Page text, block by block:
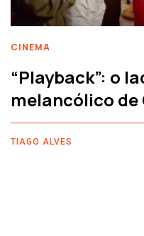
CINEMA
“Playback”: o
melancólico de
TIAGO ALVES